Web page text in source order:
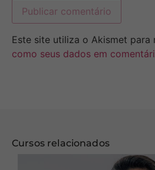
Este site utiliza o Akismet para
como seus dados em
Cursos relacionados